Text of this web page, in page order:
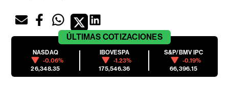
ÚLTIMAS COTIZACIONES
NASDAQ
-0.06%
26,348.35
IBOVESPA
-1.23%
175,546.36
S&P/BMV IPC
-0.19%
66,396.15